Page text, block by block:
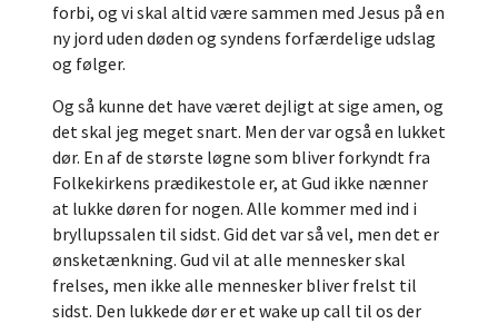
forbi, og vi skal altid være sammen med Jesus på en
ny jord uden døden og syndens forfærdelige udslag
og følger.
Og så kunne det have været dejligt at sige amen, og
det skal jeg meget snart. Men der var også en lukket
dør. En af de største løgne som bliver forkyndt fra
Folkekirkens prædikestole er, at Gud ikke nænner
at lukke døren for nogen. Alle kommer med ind i
bryllupssalen til sidst. Gid det var så vel, men det er
ønsketænkning. Gud vil at alle mennesker skal
frelses, men ikke alle mennesker bliver frelst til
sidst. Den lukkede dør er et wake up call til os der